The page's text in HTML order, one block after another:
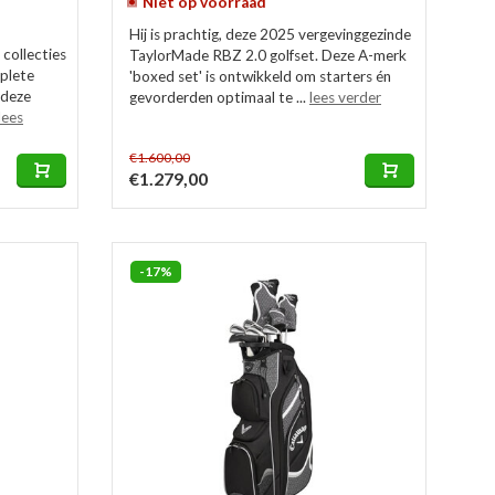
collecties
Hij is prachtig, deze 2025 vergevinggezinde
TaylorMade RBZ 2.0 golfset. Deze A-merk
'boxed set' is ontwikkeld om starters én
gevorderden optimaal te ... lees verder
€1.600,00
€1.279,00
-17%